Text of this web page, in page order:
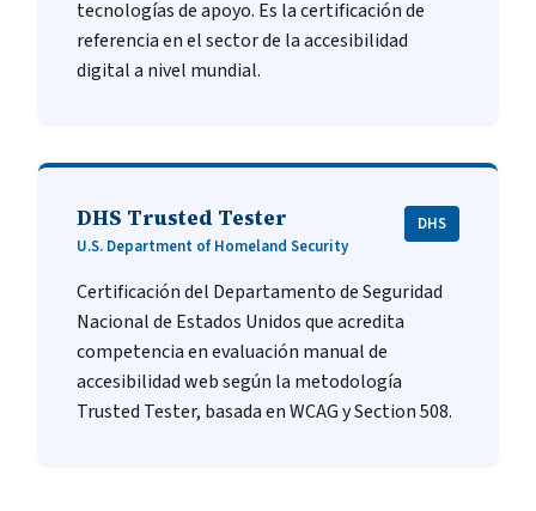
tecnologías de apoyo. Es la certificación de
referencia en el sector de la accesibilidad
digital a nivel mundial.
DHS Trusted Tester
U.S. Department of Homeland Security
DHS
Certificación del Departamento de Seguridad
Nacional de Estados Unidos que acredita
competencia en evaluación manual de
accesibilidad web según la metodología
Trusted Tester, basada en WCAG y Section 508.